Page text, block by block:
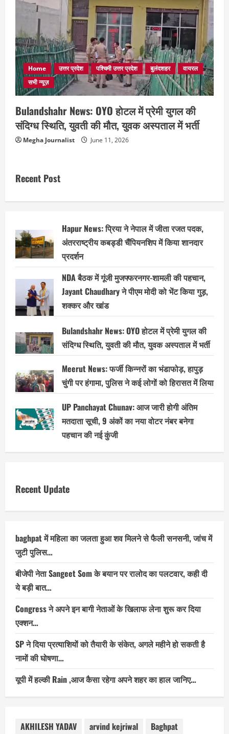
Home उत्तर प्रदेश पश्चिमी उत्तर प्रदेश बुलंदशहर
वायरल
सभी न्यूज़
Bulandshahr News: OYO होटल में प्रेमी युगल की
संदिग्ध स्थिति, युवती की मौत, युवक अस्पताल में भर्ती
Megha Journalist June 11, 2026
Recent Post
Hapur News: प्रिया ने नेपाल में जीता रजत पदक,
अंतरराष्ट्रीय कबड्डी चैंपियनशिप में किया शानदार
प्रदर्शन
NDA बैठक में गूंजी मुजफ्फरनगर-शामली की पहचान,
Jayant Chaudhary ने पीएम मोदी को भेंट किया गुड़,
शक्कर और खांड
Bulandshahr News: OYO होटल में प्रेमी युगल की
संदिग्ध स्थिति, युवती की मौत, युवक अस्पताल में भर्ती
Meerut News: फर्जी किन्नरों का भंडाफोड़, हापुड़
चुंगी पर हंगामा, पुलिस ने कई लोगों को हिरासत में लिया
UP Panchayat Chunav: आज जारी होगी अंतिम
मतदाता सूची, 9 अंकों का नया वोटर नंबर बनेगा
पहचान की नई कुंजी
Recent Update
baghpat में महिला का जलता हुआ शव मिलने से फैली सनसनी, जांच में
जुटी पुलिस…
बीजेपी नेता Sangeet Som के बयान पर रालोद का पलटवार, कही दी
ये बड़ी बात…
Congress ने अपने इन बागी नेताओं के खिलाफ लेना शुरू कर दिया
एक्शन…
SP ने दिया प्रत्याशियों को तैयारी के संकेत, अगले महीने हो सकती है
नामों की घोषणा…
यूपी में हल्की Rain ,आज कैसा रहेगा अपने शहर का हाल जानिए…
AKHILESH YADAV arvind kejriwal
Baghpat